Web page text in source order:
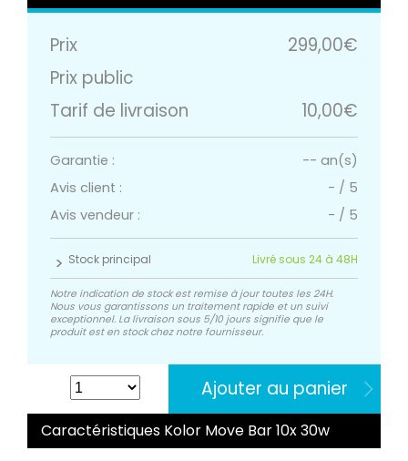
Prix
299,00€
Prix public
Tarif de livraison
10,00€
Garantie :
-- an(s)
Avis client :
- / 5
Avis vendeur :
- / 5
Stock principal Livré sous 24 à 48H
Notre indication de stock est remise à jour toutes les 24H.
Nous vous garantissons un traitement rapide et un suivi
exceptionnel. La livraison sous 5/10 jours signifie que le
produit est en stock chez notre fournisseur.
Ajouter au panier
Caractéristiques Kolor Move Bar 10x 30w